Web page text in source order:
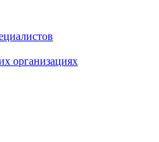
организациях